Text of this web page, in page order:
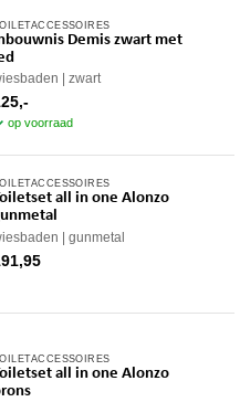
Demis zwart met
zwart
op voorraad
all in one Alonzo
gunmetal
all in one Alonzo